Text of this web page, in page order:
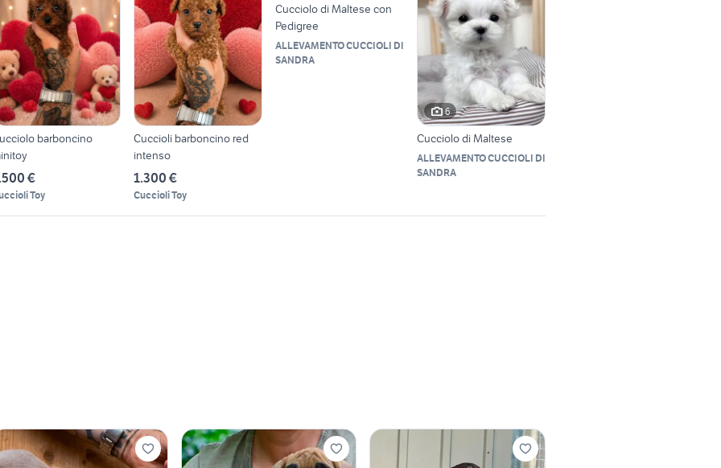
barboncino
€
Toy
Cuccioli barboncino red
intenso
1.300 €
Cuccioli Toy
Cucciolo di Maltese con
Pedigree
ALLEVAMENTO CUCCIOLI DI
SANDRA
6
Cucciolo di Maltese
ALLEVAMENTO CUCCIOLI DI
SANDRA